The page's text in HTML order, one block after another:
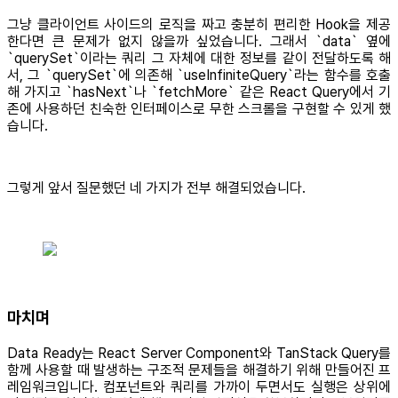
그냥 클라이언트 사이드의 로직을 짜고 충분히 편리한 Hook을 제공
한다면 큰 문제가 없지 않을까 싶었습니다. 그래서 `data` 옆에
`querySet`이라는 쿼리 그 자체에 대한 정보를 같이 전달하도록 해
서, 그 `querySet`에 의존해 `useInfiniteQuery`라는 함수를 호출
해 가지고 `hasNext`나 `fetchMore` 같은 React Query에서 기
존에 사용하던 친숙한 인터페이스로 무한 스크롤을 구현할 수 있게 했
습니다.
그렇게 앞서 질문했던 네 가지가 전부 해결되었습니다.
마치며
Data Ready는 React Server Component와 TanStack Query를
함께 사용할 때 발생하는 구조적 문제들을 해결하기 위해 만들어진 프
레임워크입니다. 컴포넌트와 쿼리를 가까이 두면서도 실행은 상위에